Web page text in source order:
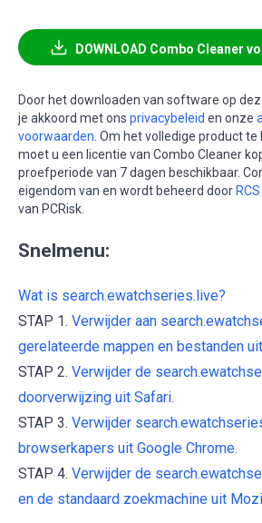
DOWNLOAD Combo Cleaner
Door het downloaden van software op
je akkoord met ons privacybeleid en onze
voorwaarden . Om het volledige product
moet u een licentie van Combo Cleaner
proefperiode van 7 dagen beschikbaar.
eigendom van en wordt beheerd door RCS
van PCRisk.
Snelmenu:
Wat is search.ewatchseries.live?
STAP 1. Verwijder aan
gerelateerde mappen en bestanden
STAP 2. Verwijder de
doorverwijzing uit Safari.
STAP 3. Verwijder
browserkapers uit Google Chrome.
STAP 4. Verwijder de
en de standaard zoekmachine uit